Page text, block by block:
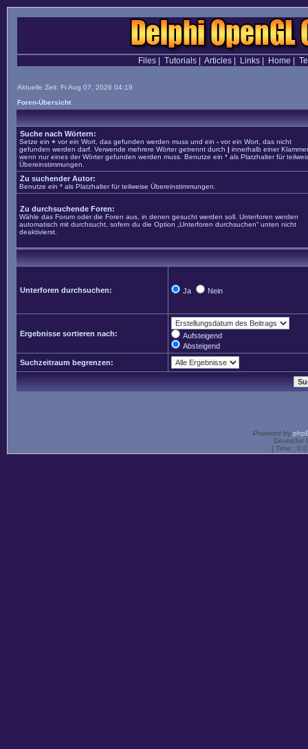
Files| Tutorials| Articles| Links| Home
Aktuelle Zeit: Fr Aug 07, 2026 04:19
Foren-Übersicht
Suche nach Wörtern:
Setze ein + vor ein Wort, das gefunden werden muss und ein - vor ein Wort, das nicht
gefunden werden darf. Verwende mehrere Wörter getrennt durch | innerhalb einer
wenn nur eines der Wörter gefunden werden muss. Benutze ein * als Platzhalter für
Übereinstimmungen.
Zu suchender Autor:
Benutze ein * als Platzhalter für teilweise Übereinstimmungen.
Zu durchsuchende Foren:
Wähle das Forum oder die Foren aus, in denen gesucht werden soll. Unterforen werden
automatisch mit durchsucht, sofern du die Option „Unterforen durchsuchen“ unten nicht
deaktivierst.
Unterforen durchsuchen: Ja Nein
Ergebnisse sortieren nach:
Aufsteigend
Absteigend
Suchzeitraum begrenzen:
Powered by
Deutsche
[ Time :